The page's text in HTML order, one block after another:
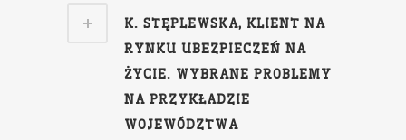
K. STĘPLEWSKA, KLIENT NA
RYNKU UBEZPIECZEŃ NA
ŻYCIE. WYBRANE PROBLEMY
NA PRZYKŁADZIE
WOJEWÓDZTWA